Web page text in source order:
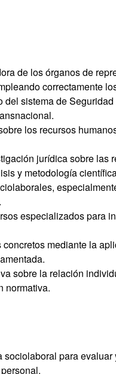
de los órganos de
correctamente
del sistema de
los recursos
jurídica sobre
y metodología
especializados para
mediante la
sobre la relación
normativa.
para